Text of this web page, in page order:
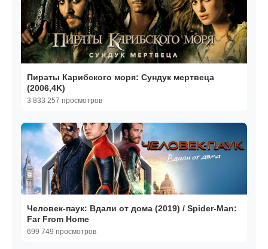
Пираты Карибского моря: Сундук мертвеца
(2006,4K)
3 833 257 просмотров
Человек-паук: Вдали от дома (2019) / Spider-Man:
Far From Home
699 749 просмотров